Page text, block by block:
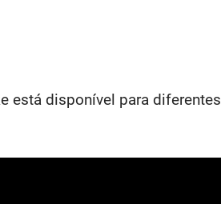
está disponível para diferentes